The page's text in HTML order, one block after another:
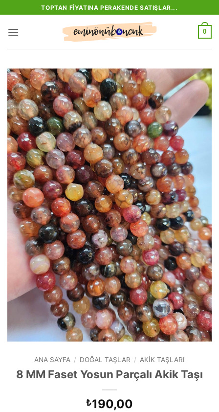
atla
TOPTAN FIYATINA PERAKENDE SATIŞLAR...
0
ANA SAYFA / DOĞAL TAŞLAR / AKIK TAŞLARI
8 MM Faset Yosun Parçalı Akik Taşı
₺190,00